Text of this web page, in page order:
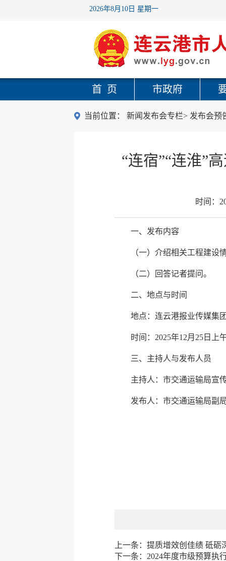
2026年8月10日 星期一
首 页 市政府
当前位置： 新闻发布会专栏> 发布会预
“连宿”“连淮”
时间：
一、发布内容
（一）介绍相关工程建设
（二）回答记者提问。
二、地点与时间
地点：连云港报业传媒集
时间：2025年12月25日上
三、主持人与发布人员
主持人：市交通运输局宣
发布人：市交通运输局副
上一条： 提质增效创佳绩 砥砺
下一条： 2024年度市级预算执